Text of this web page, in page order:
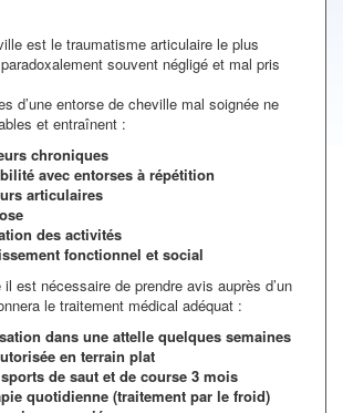
est le traumatisme articulaire le plus
souvent négligé et mal pris
d’une entorse de cheville mal soignée ne
et entraînent :
chroniques
avec entorses à répétition
articulaires
des activités
fonctionnel et social
il est nécessaire de prendre avis auprès d’un
le traitement médical adéquat :
dans une attelle quelques semaines
en terrain plat
de saut et de course 3 mois
quotidienne (traitement par le froid)